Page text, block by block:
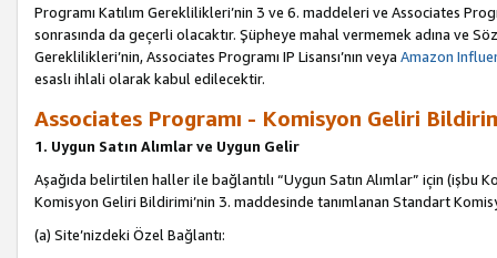
Programı Katılım Gereklilikleri’nin 3 ve 6. maddeleri ve Associates
sonrasında da geçerli olacaktır. Şüpheye mahal vermemek adına ve
Gereklilikleri’nin, Associates Programı IP Lisansı’nın veya Amazon
esaslı ihlali olarak kabul edilecektir.
Associates Programı - Komisyon Geliri
1. Uygun Satın Alımlar ve Uygun Gelir
Aşağıda belirtilen haller ile bağlantılı “Uygun Satın Alımlar” için
Komisyon Geliri Bildirimi’nin 3. maddesinde tanımlanan Standart
(a) Site’nizdeki Özel Bağlantı: